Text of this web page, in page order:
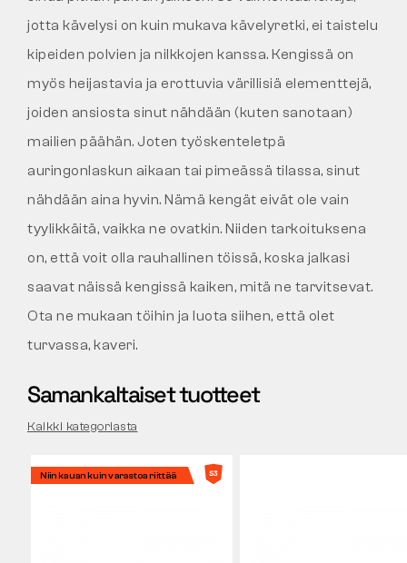
jotta kävelysi on kuin mukava kävelyretki, ei taistelu
kipeiden polvien ja nilkkojen kanssa. Kengissä on
myös heijastavia ja erottuvia värillisiä elementtejä,
joiden ansiosta sinut nähdään (kuten sanotaan)
mailien päähän. Joten työskenteletpä
auringonlaskun aikaan tai pimeässä tilassa, sinut
nähdään aina hyvin. Nämä kengät eivät ole vain
tyylikkäitä, vaikka ne ovatkin. Niiden tarkoituksena
on, että voit olla rauhallinen töissä, koska jalkasi
saavat näissä kengissä kaiken, mitä ne tarvitsevat.
Ota ne mukaan töihin ja luota siihen, että olet
turvassa, kaveri.
Samankaltaiset tuotteet
Kaikki kategoriasta
Niin kauan kuin varastoa riittää